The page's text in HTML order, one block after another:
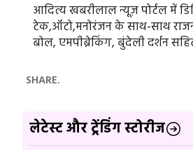
आदित्य खबरीलाल न्यूज़ पोर्टल में
टेक,ऑटो,मनोरंजन के साथ-साथ
बोल, एमपीब्रेकिंग, बुंदेली दर्शन
SHARE.
लेटेस्ट और ट्रेंडिंग स्टोरीज